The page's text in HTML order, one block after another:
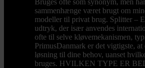
Bruges ofte som synonym, men
sammenhænge været brugt om
modeller til privat brug. Splitter –
udtryk, der især anvendes
ofte til selve kløvemekanismen,
PrimusDanmark er det vigtigste,
løsning til dine behov, uanset
bruges. HVILKEN TYPE ER